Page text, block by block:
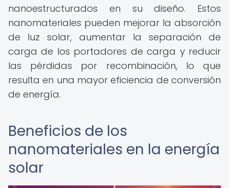
nanoestructurados en su diseño. Estos
nanomateriales pueden mejorar la absorción
de luz solar, aumentar la separación de
carga de los portadores de carga y reducir
las pérdidas por recombinación, lo que
resulta en una mayor eficiencia de conversión
de energía.
Beneficios de los
nanomateriales en la energía
solar